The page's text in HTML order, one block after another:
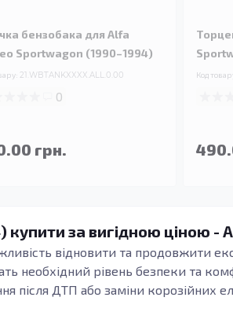
бензобака для Alfa
Sportwagon (1990–1994)
21.WBTANKXXXX.ALL.0.00
0
грн.
Код
за вигідною ціною -
відновити та продовжити
необхідний рівень безпеки та
після ДТП або заміни корозійних